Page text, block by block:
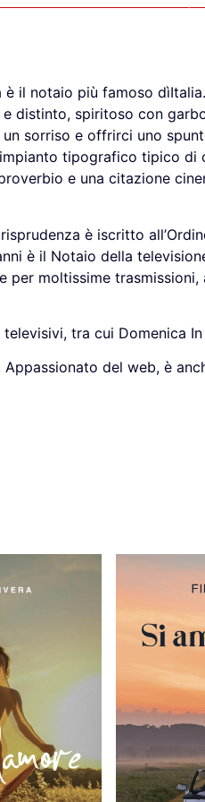
il notaio più famoso
spiritoso con
sorriso e offrirci uno
tipografico tipico
e una citazione
è iscritto
è il Notaio della
moltissime
tra cui Domenica
del web, è